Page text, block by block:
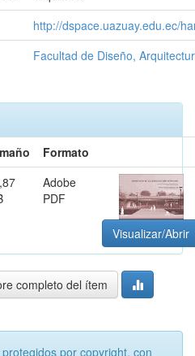
http://dspace.uazuay.edu.ec/
Facultad de Diseño,
Formato
Adobe
PDF
Visualizar/Abrir
completo del ítem
por copyright, con